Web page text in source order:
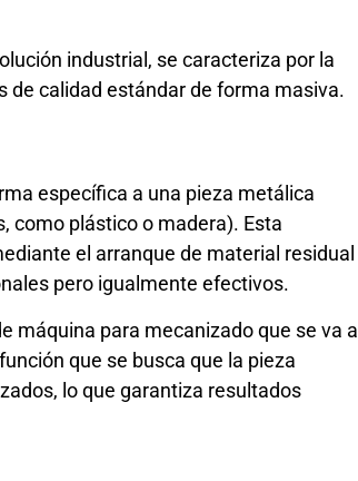
industrial, se caracteriza por la
de calidad estándar de forma masiva.
específica a una pieza metálica
como plástico o madera). Esta
el arranque de material residual
pero igualmente efectivos.
máquina para mecanizado que se va a
que se busca que la pieza
lo que garantiza resultados